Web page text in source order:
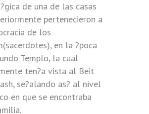
de una de las casas
pertenecieron a
de los
en la ?poca
Templo, la cual
ten?a vista al Beit
se?alando as? al nivel
en que se encontraba